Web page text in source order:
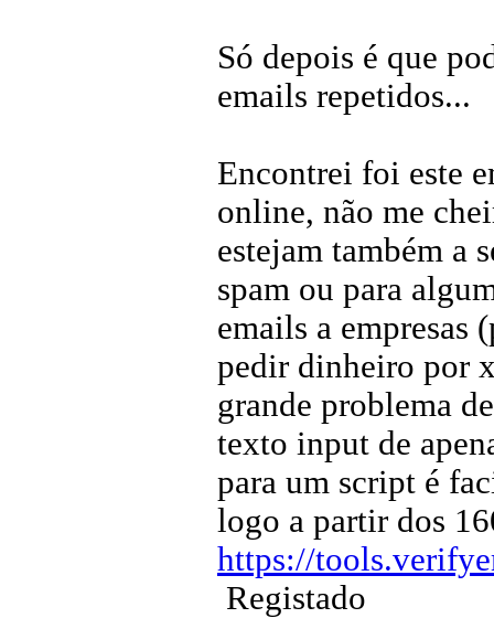
Só depois é que
emails repetidos...
Encontrei foi este
online, não me
estejam também a
spam ou para
emails a empresas
pedir dinheiro por
grande problema
texto input de
para um script é
logo a partir dos
https://
Registado